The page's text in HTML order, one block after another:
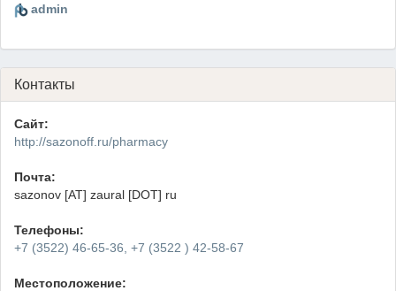
admin
Контакты
Сайт:
http://sazonoff.ru/pharmacy
Почта:
sazonov [AT] zaural [DOT] ru
Телефоны:
+7 (3522) 46-65-36, +7 (3522 ) 42-58-67
Местоположение: